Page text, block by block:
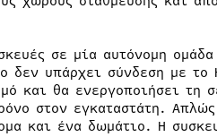
σε μία αυτόνομη
δεν υπάρχει σύνδεση με το
και θα ενεργοποιήσει τη
στον εγκαταστάτη.
και ένα δωμάτιο. Η